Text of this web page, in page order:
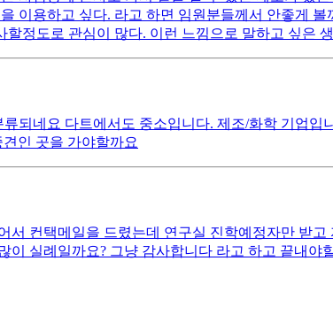
이용하고 싶다. 라고 하면 임원분들께서 안좋게
정도로 관심이 많다. 이런 느낌으로 말하고 싶은
되네요 다트에서도 중소입니다. 제조/화학 기업
인 곳을 가야할까요
컨택메일을 드렸는데 연구실 진학예정자만 받
실례일까요? 그냥 감사합니다 라고 하고 끝내